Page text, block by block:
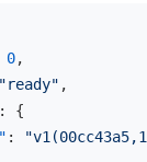
0,
"ready" ,
:
{
: